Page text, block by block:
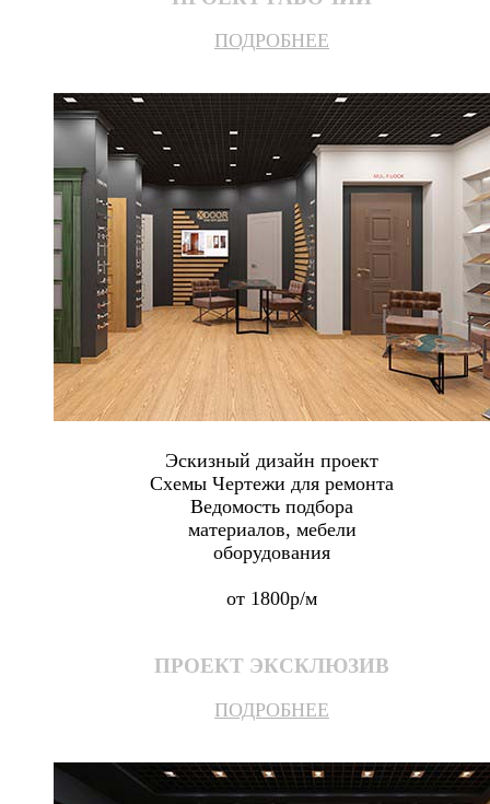
ПОДРОБНЕЕ
Эскизный дизайн проект
Схемы Чертежи для ремонта
Ведомость подбора
материалов, мебели
оборудования
от 1800р/м
ПРОЕКТ ЭКСКЛЮЗИВ
ПОДРОБНЕЕ